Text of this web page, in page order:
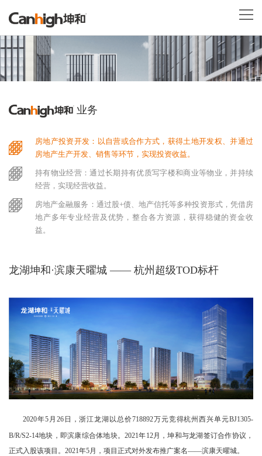
业务
房地产投资开发：以自营或合作方式，获得土地开发权、并通过
房地产生产开发、销售等环节，实现投资收益。
持有物业经营：通过长期持有优质写字楼和商业等物业，并持续
经营，实现经营收益。
房地产金融服务：通过股+债、地产信托等多种投资形式，凭借房
地产多年专业经营及优势，整合各方资源，获得稳健的资金收
益。
龙湖坤和·滨康天曜城 —— 杭州超级TOD标杆
2020年5月26日，浙江龙湖以总价718892万元竞得杭州西兴单元BJ1305-
B/R/S2-14地块，即滨康综合体地块。2021年12月，坤和与龙湖签订合作协议，
正式入股该项目。2021年5月，项目正式对外发布推广案名——滨康天曜城。